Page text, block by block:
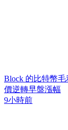
Block 的比特幣毛
價逆轉早盤漲幅
9小時前